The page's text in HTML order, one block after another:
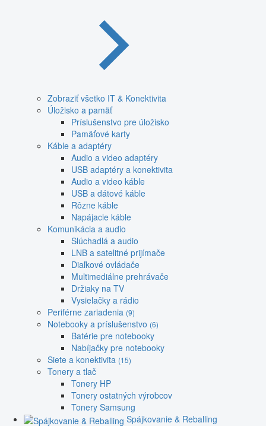
Zobraziť všetko IT & Konektivita
Úložisko a pamäť
Príslušenstvo pre úložisko
Pamäťové karty
Káble a adaptéry
Audio a video adaptéry
USB adaptéry a konektivita
Audio a video káble
USB a dátové káble
Rôzne káble
Napájacie káble
Komunikácia a audio
Slúchadlá a audio
LNB a satelitné prijímače
Diaľkové ovládače
Multimediálne prehrávače
Držiaky na TV
Vysielačky a rádio
Periférne zariadenia (9)
Notebooky a príslušenstvo (6)
Batérie pre notebooky
Nabíjačky pre notebooky
Siete a konektivita (15)
Tonery a tlač
Tonery HP
Tonery ostatných výrobcov
Tonery Samsung
Spájkovanie & Reballing